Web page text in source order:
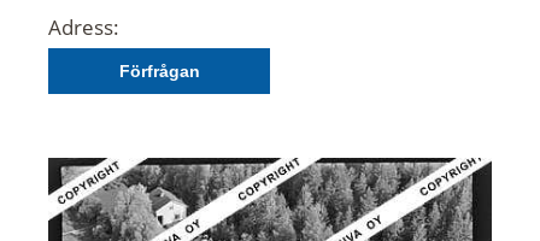
Adress:
Förfrågan